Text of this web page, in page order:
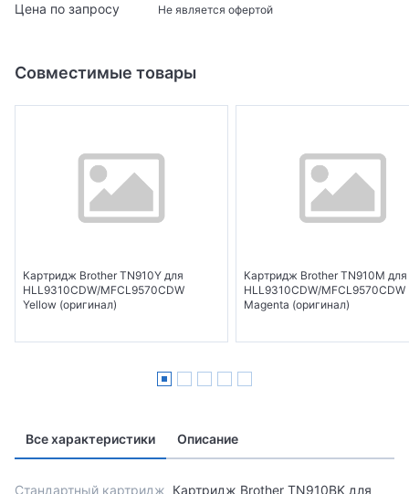
Цена по запросу Не является офертой
Совместимые товары
Картридж Brother TN910Y для
HLL9310CDW/MFCL9570CDW
Yellow (оригинал)
Картридж Brother TN910M для
HLL9310CDW/MFCL9570CDW
Magenta (оригинал)
Все характеристики Описание
Стандартный картридж Картридж Brother TN910BK для